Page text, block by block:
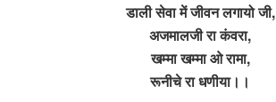
डाली सेवा में जीवन लगायो जी,
अजमालजी रा कंवरा,
खम्मा खम्मा ओ रामा,
रूनीचे रा धणीया।।